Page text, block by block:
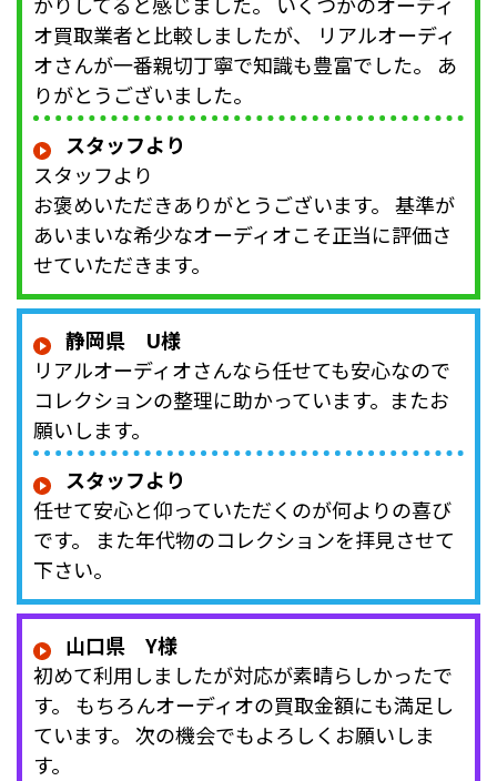
オ買取業者と比較しましたが、 リアルオーディ
オさんが一番親切丁寧で知識も豊富でした。 あ
りがとうございました。
スタッフより
スタッフより
お褒めいただきありがとうございます。 基準が
あいまいな希少なオーディオこそ正当に評価さ
せていただきます。
静岡県 U様
リアルオーディオさんなら任せても安心なので
コレクションの整理に助かっています。またお
願いします。
スタッフより
任せて安心と仰っていただくのが何よりの喜び
です。 また年代物のコレクションを拝見させて
下さい。
山口県 Y様
初めて利用しましたが対応が素晴らしかったで
す。 もちろんオーディオの買取金額にも満足し
ています。 次の機会でもよろしくお願いしま
す。